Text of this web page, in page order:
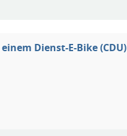
Dienst-E-Bike (CDU)